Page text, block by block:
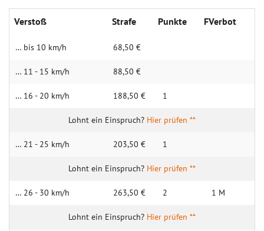
Verstoß Strafe Punkte FVerbot
… bis 10 km/h 68,50 €
… 11 - 15 km/h 88,50 €
… 16 - 20 km/h 188,50 € 1
Hier prüfen **
… 21 - 25 km/h 203,50 € 1
Hier prüfen **
… 26 - 30 km/h 263,50 € 2 1 M
Hier prüfen **